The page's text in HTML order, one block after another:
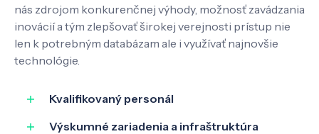
nás zdrojom konkurenčnej výhody, možnosť zavádzania
inovácií a tým zlepšovať širokej verejnosti prístup nie
len k potrebným databázam ale i využívať najnovšie
technológie.
Kvalifikovaný personál
Výskumné zariadenia a infraštruktúra